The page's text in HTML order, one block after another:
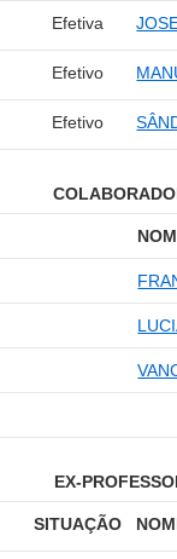
Efetiva
Efetivo
Efetivo
EX-
SITUAÇÃO